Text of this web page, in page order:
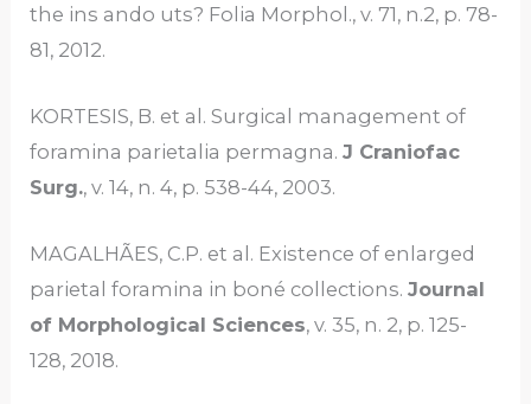
the ins ando uts? Folia Morphol., v. 71, n.2, p. 78-
81, 2012.
KORTESIS, B. et al. Surgical management of
foramina parietalia permagna.J Craniofac
Surg., v. 14, n. 4, p. 538-44, 2003.
MAGALHÃES, C.P. et al. Existence of enlarged
parietal foramina in boné collections.Journal
of Morphological Sciences, v. 35, n. 2, p. 125-
128, 2018.